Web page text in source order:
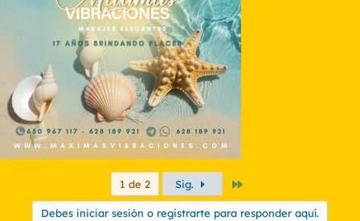
1 de 2 Sig.
Debes iniciar sesión o registrarte para responder aquí.